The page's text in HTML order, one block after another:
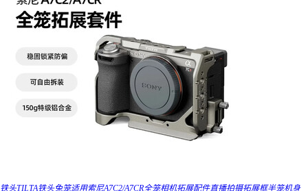
铁头TILTA铁头兔笼适用索尼A7C2/A7CR全笼相机拓展配件直播拍摄拓展框半笼机身